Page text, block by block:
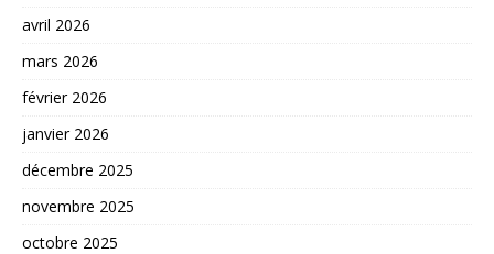
avril 2026
mars 2026
février 2026
janvier 2026
décembre 2025
novembre 2025
octobre 2025